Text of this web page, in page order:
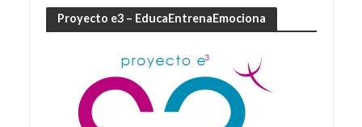
Proyecto e3 – EducaEntrenaEmociona